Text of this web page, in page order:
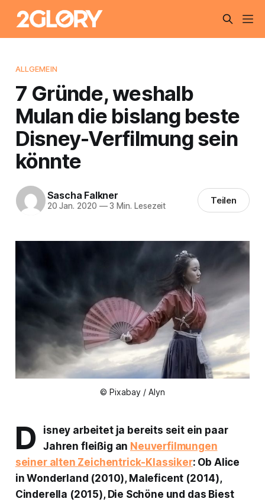
ALLGEMEIN
7 Gründe, weshalb
Mulan die bislang beste
Disney-Verfilmung sein
könnte
Sascha Falkner
20 Jan. 2020 —3 Min. Lesezeit Teilen
© Pixabay / Alyn
D
isney arbeitet ja bereits seit ein paar
Jahren fleißig an Neuverfilmungen
seiner alten Zeichentrick-Klassiker: Ob Alice
in Wonderland (2010), Maleficent (2014),
Cinderella (2015), Die Schöne und das Biest